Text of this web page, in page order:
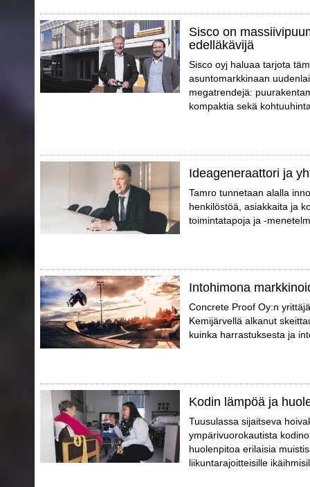
Sisco on
edelläkävijä
Sisco oyj haluaa tarjota
asuntomarkkinaan
megatrendejä:
kompaktia sekä
Ideageneraattori ja
Tamro tunnetaan alalla
henkilöstöä, asiakkaita ja
toimintatapoja ja -
Intohimona
Concrete Proof Oy:n
Kemijärvellä alkanut
kuinka harrastuksesta ja
Kodin lämpöä ja
Tuusulassa sijaitseva
ympärivuorokautista
huolenpitoa erilaisia
liikuntarajoitteisille